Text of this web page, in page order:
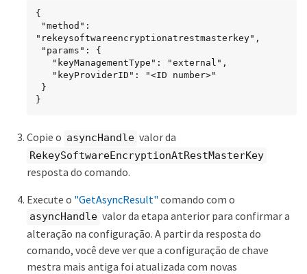
{
"rekeysoftwareencryptionatrestmasterkey",
}
Copie o asyncHandle valor da
RekeySoftwareEncryptionAtRestMasterKey
resposta do comando.
Execute o "GetAsyncResult" comando com o
asyncHandle valor da etapa anterior para confirmar a
alteração na configuração. A partir da resposta do
comando, você deve ver que a configuração de chave
mestra mais antiga foi atualizada com novas